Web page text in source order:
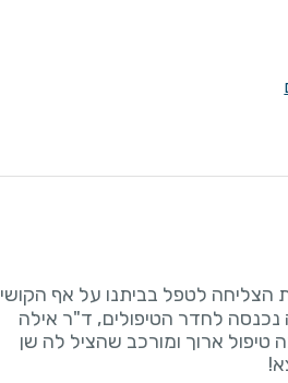
הצליחה לטפל בביתנו על אף הקושי
לחדר הטיפולים, ד"ר אילה
טיפול ארוך ומורכב שהציל לה שן